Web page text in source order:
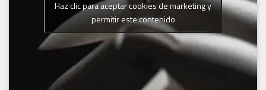
Haz clic para aceptar cookies de marketing y
permitir este contenido